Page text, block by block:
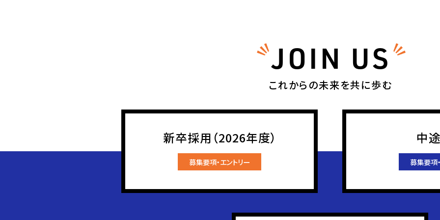
JOIN US
これからの未来を共に歩む
新卒採用（2026年度）
募集要項・エントリー
中
募集要項